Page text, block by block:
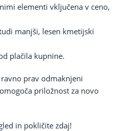
elementi vključena v ceno,
manjši, lesen kmetijski
plačila kupnine.
prav odmaknjeni
priložnost za novo
in pokličite zdaj!